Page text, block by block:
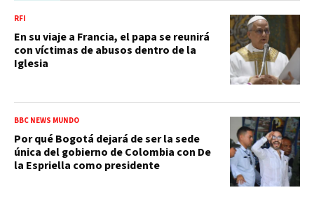
RFI
En su viaje a Francia, el papa se reunirá
con víctimas de abusos dentro de la
Iglesia
BBC NEWS MUNDO
Por qué Bogotá dejará de ser la sede
única del gobierno de Colombia con De
la Espriella como presidente